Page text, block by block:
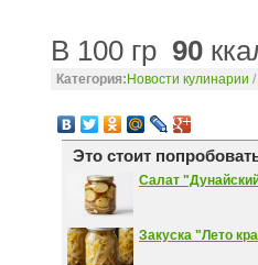
В 100 гр 90
Категория: Новости кулинарии /
Это стоит
Салат
Закуска "Лето